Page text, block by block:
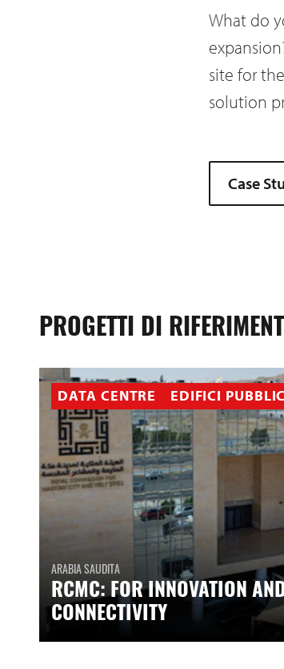
What do
site for
solution
Case
PROGETTI DI
DATA CENTRE EDIFICI
ARABIA SAUDITA
RCMC: FOR INNOVATION
CONNECTIVITY